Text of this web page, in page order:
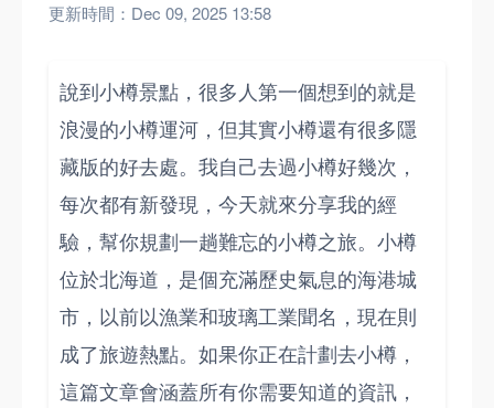
更新時間：Dec 09, 2025 13:58
說到小樽景點，很多人第一個想到的就是
浪漫的小樽運河，但其實小樽還有很多隱
藏版的好去處。我自己去過小樽好幾次，
每次都有新發現，今天就來分享我的經
驗，幫你規劃一趟難忘的小樽之旅。小樽
位於北海道，是個充滿歷史氣息的海港城
市，以前以漁業和玻璃工業聞名，現在則
成了旅遊熱點。如果你正在計劃去小樽，
這篇文章會涵蓋所有你需要知道的資訊，